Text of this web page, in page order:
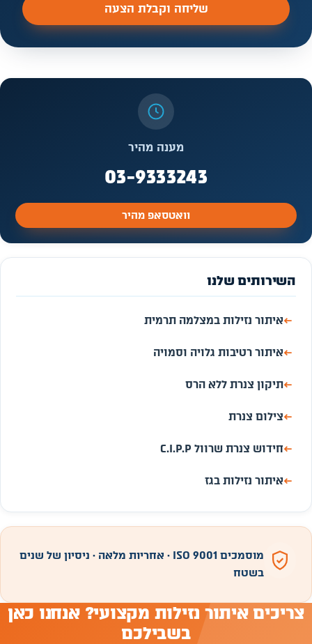
שליחה וקבלת הצעה
מענה מהיר
03-9333243
וואטסאפ מהיר
השירותים שלנו
←איתור נזילות במצלמה תרמית
←איתור רטיבות גלויה וסמויה
←תיקון צנרת ללא הרס
←צילום צנרת
←חידוש צנרת שרוול C.I.P.P
←איתור נזילות בגז
מוסמכים ISO 9001 · אחריות מלאה · ניסיון של שנים
בשטח
צריכים איתור נזילות מקצועי? אנחנו כאן
בשבילכם